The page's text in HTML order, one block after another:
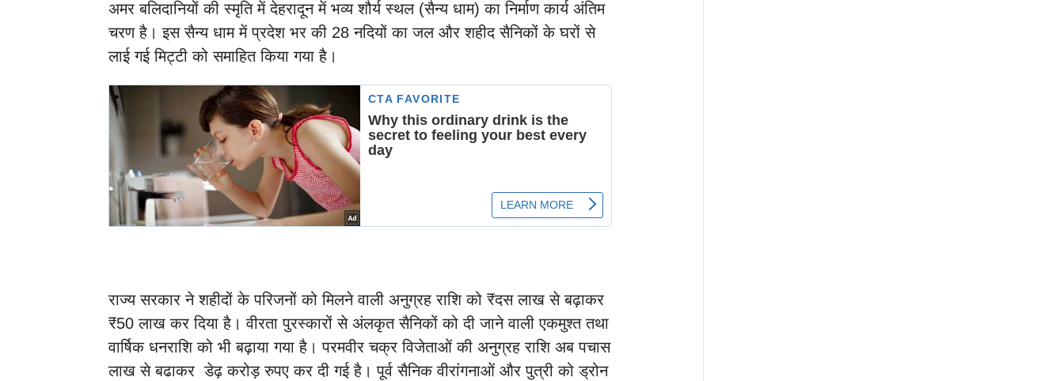
अमर बलिदानियों की स्मृति में देहरादून में भव्य शौर्य स्थल (सैन्य धाम) का निर्माण कार्य अंतिम
चरण है। इस सैन्य धाम में प्रदेश भर की 28 नदियों का जल और शहीद सैनिकों के घरों से
लाई गई मिट्टी को समाहित किया गया है।
राज्य सरकार ने शहीदों के परिजनों को मिलने वाली अनुग्रह राशि को ₹दस लाख से बढ़ाकर
₹50 लाख कर दिया है। वीरता पुरस्कारों से अंलकृत सैनिकों को दी जाने वाली एकमुश्त तथा
वार्षिक धनराशि को भी बढ़ाया गया है। परमवीर चक्र विजेताओं की अनुग्रह राशि अब पचास
लाख से बढाकर डेढ़ करोड़ रुपए कर दी गई है। पूर्व सैनिक वीरांगनाओं और पुत्री को ड्रोन